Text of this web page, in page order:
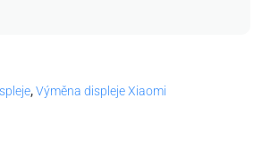
,Výměna displeje Xiaomi